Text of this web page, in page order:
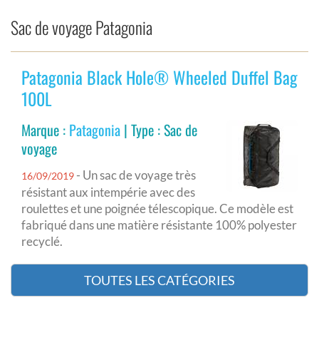
Sac de voyage Patagonia
Patagonia Black Hole® Wheeled Duffel Bag
100L
Marque : Patagonia | Type : Sac de
voyage
16/09/2019 - Un sac de voyage très
résistant aux intempérie avec des
roulettes et une poignée télescopique. Ce modèle est
fabriqué dans une matière résistante 100% polyester
recyclé.
TOUTES LES CATÉGORIES